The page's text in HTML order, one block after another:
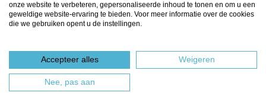
onze website te verbeteren, gepersonaliseerde inhoud te tonen en om u een
geweldige website-ervaring te bieden. Voor meer informatie over de cookies
die we gebruiken opent u de instellingen.
Accepteer alles Weigeren
Nee, pas aan